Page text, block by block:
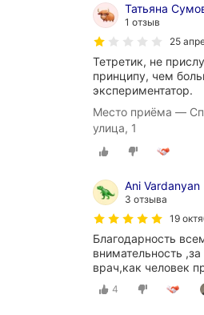
Татьяна
1 отзыв
25
Тетретик, не
принципу, чем
экспериментатор.
Место приёма —
улица, 1
Ani Vardanyan
3 отзыва
19
Благодарность
внимательность
врач,как человек
4